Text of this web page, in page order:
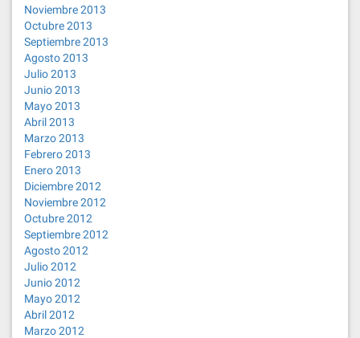
Noviembre 2013
Octubre 2013
Septiembre 2013
Agosto 2013
Julio 2013
Junio 2013
Mayo 2013
Abril 2013
Marzo 2013
Febrero 2013
Enero 2013
Diciembre 2012
Noviembre 2012
Octubre 2012
Septiembre 2012
Agosto 2012
Julio 2012
Junio 2012
Mayo 2012
Abril 2012
Marzo 2012